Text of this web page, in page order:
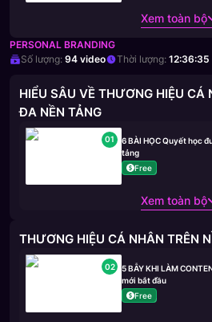
Xem toàn bộ
PERSONAL BRANDING
Số lượng: 94 video Thời lượng: 12:36:35
HIỂU SÂU VỀ THƯƠNG HIỆU CÁ
ĐA NỀN TẢNG
01
6 BÀI HỌC Quyết học
tảng
Free
Xem toàn bộ
THƯƠNG HIỆU CÁ NHÂN TRÊN
02
5 BẪY KHI LÀM
mới bắt đầu
Free